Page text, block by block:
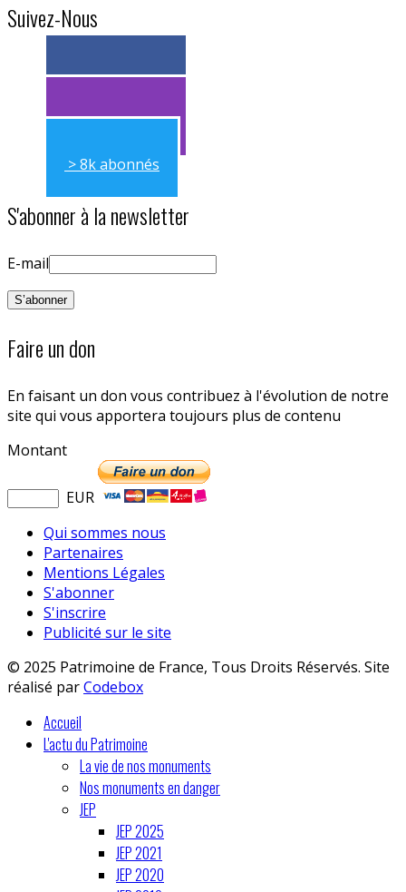
Suivez-Nous
> 11k abonnés
> 11k abonnés
> 8k abonnés
S'abonner à la newsletter
E-mail
Faire un don
En faisant un don vous contribuez à l'évolution de notre
site qui vous apportera toujours plus de contenu
Montant
EUR
Qui sommes nous
Partenaires
Mentions Légales
S'abonner
S'inscrire
Publicité sur le site
© 2025 Patrimoine de France, Tous Droits Réservés. Site
réalisé parCodebox
Accueil
L'actu du Patrimoine
La vie de nos monuments
Nos monuments en danger
JEP
JEP 2025
JEP 2021
JEP 2020